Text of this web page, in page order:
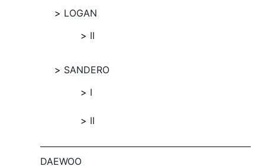
LOGAN
II
SANDERO
I
II
DAEWOO